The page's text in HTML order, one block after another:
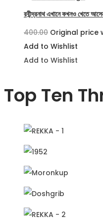
রবীন্দ্রনাথ এখানে কখনও খেতে
400.00 Original price
Add to Wishlist
Add to Wishlist
Top Ten